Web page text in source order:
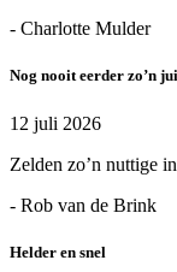
- Charlotte Mulder
Nog nooit eerder zo’n
12 juli 2026
Zelden zo’n nuttige
- Rob van de Brink
Helder en snel